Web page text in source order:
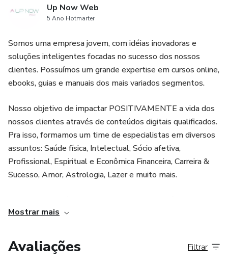
Up Now Web
5 Ano Hotmarter
Somos uma empresa jovem, com idéias inovadoras e
soluções inteligentes focadas no sucesso dos nossos
clientes. Possuímos um grande expertise em cursos online,
ebooks, guias e manuais dos mais variados segmentos.
Nosso objetivo de impactar POSITIVAMENTE a vida dos
nossos clientes através de conteúdos digitais qualificados.
Pra isso, formamos um time de especialistas em diversos
assuntos: Saúde física, Intelectual, Sócio afetiva,
Profissional, Espiritual e Econômica Financeira, Carreira &
Sucesso, Amor, Astrologia, Lazer e muito mais.
qualificado que agreguem na vida dos nossos clientes.
Amor pelo que fazemos é o sentimento que nos move
diariamente.
Mostrar mais
Avaliações Filtrar